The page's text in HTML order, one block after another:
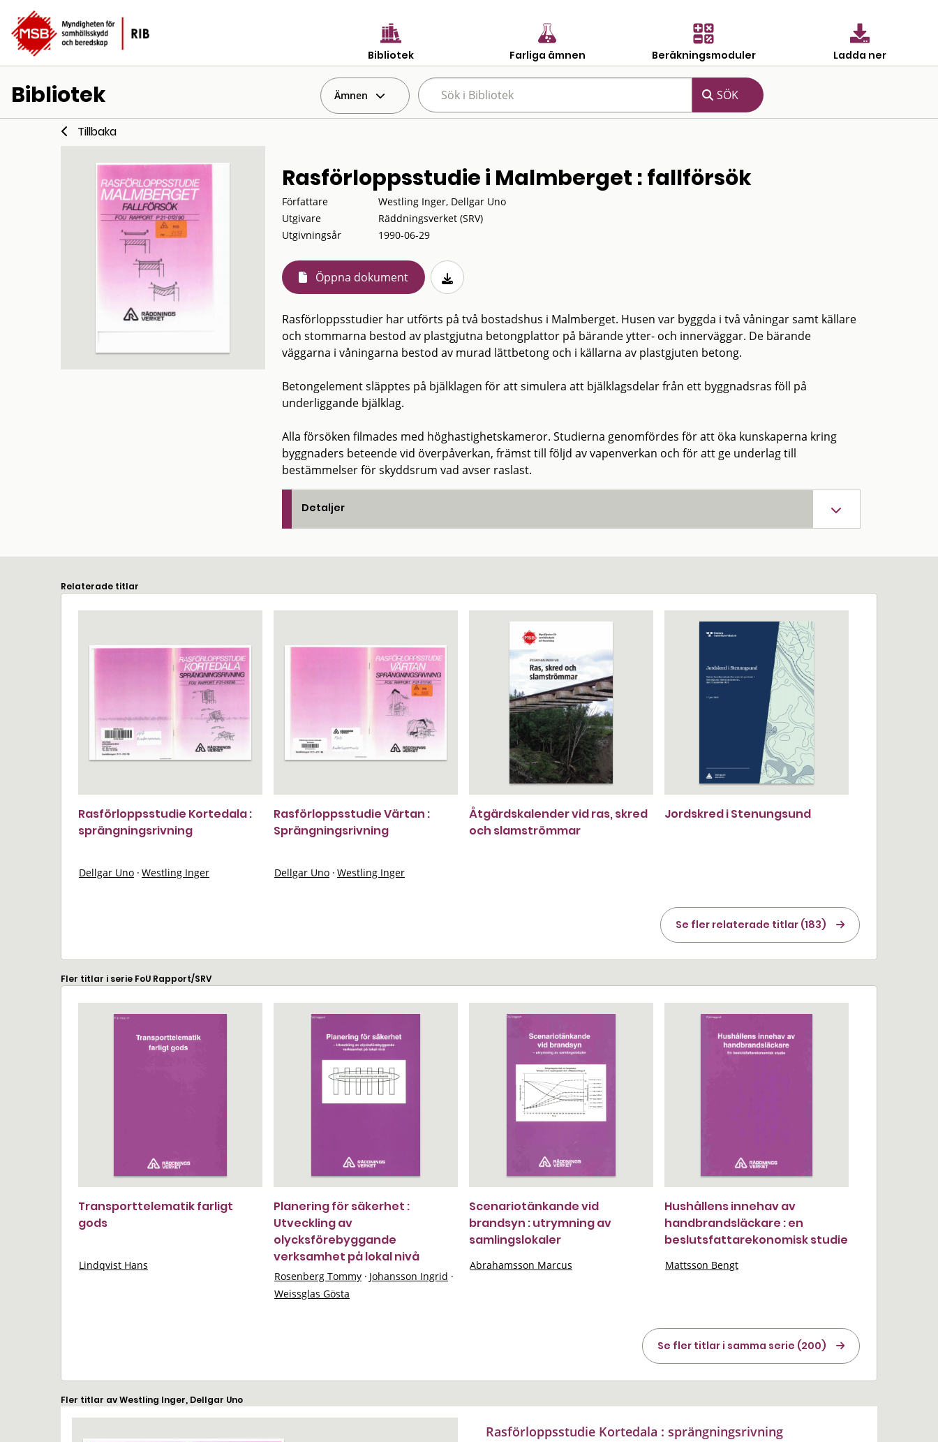
Bibliotek Farliga ämnen Beräkningsmoduler Ladda ner
Bibliotek Ämnen
Tillbaka
Rasförloppsstudie i Malmberget : fallförsök
Författare
Westling Inger, Dellgar Uno
Utgivare
Räddningsverket (SRV)
Utgivningsår
1990-06-29
Öppna dokument
Rasförloppsstudier har utförts på två bostadshus i Malmberget. Husen var byggda i två våningar samt källare
och stommarna bestod av plastgjutna betongplattor på bärande ytter- och innerväggar. De bärande
väggarna i våningarna bestod av murad lättbetong och i källarna av plastgjuten betong.
Betongelement släpptes på bjälklagen för att simulera att bjälklagsdelar från ett byggnadsras föll på
underliggande bjälklag.
Alla försöken filmades med höghastighetskameror. Studierna genomfördes för att öka kunskaperna kring
byggnaders beteende vid överpåverkan, främst till följd av vapenverkan och för att ge underlag till
bestämmelser för skyddsrum vad avser raslast.
Detaljer
Relaterade titlar
Rasförloppsstudie Kortedala :
sprängningsrivning
Dellgar Uno · Westling Inger
Rasförloppsstudie Värtan :
Sprängningsrivning
Dellgar Uno · Westling Inger
Åtgärdskalender vid ras, skred
och slamströmmar
Jordskred i Stenungsund
Se fler relaterade titlar (183)
Fler titlar i serie FoU Rapport/SRV
Transporttelematik farligt
gods
Lindqvist Hans
Planering för säkerhet :
Utveckling av
olycksförebyggande
verksamhet på lokal nivå
Rosenberg Tommy · Johansson Ingrid ·
Weissglas Gösta
Scenariotänkande vid
brandsyn : utrymning av
samlingslokaler
Abrahamsson Marcus
Hushållens innehav av
handbrandsläckare : en
beslutsfattarekonomisk studie
Mattsson Bengt
Se fler titlar i samma serie (200)
Fler titlar av Westling Inger, Dellgar Uno
Rasförloppsstudie Kortedala : sprängningsrivning